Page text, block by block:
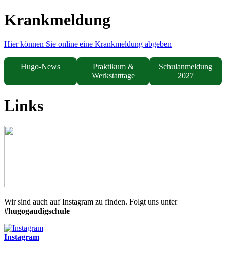
Krankmeldung
Hier können Sie online eine Krankmeldung abgeben
Hugo-News
Praktikum &
Werkstatttage
Schulanmeldung
2027
Links
Wir sind auch auf Instagram zu finden. Folgt uns unter
#hugogaudigschule
Instagram